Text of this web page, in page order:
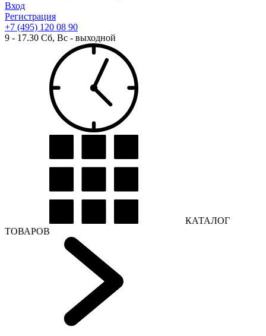
Вход
Регистрация
+7 (495) 120 08 90
9 - 17.30 Сб, Вс - выходной
КАТАЛОГ
ТОВАРОВ